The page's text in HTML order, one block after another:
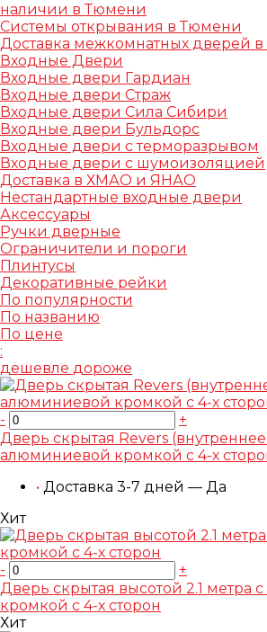
наличии в Тюмени
Системы открывания в Тюмени
Доставка межкомнатных дверей
Входные Двери
Входные двери Гардиан
Входные двери Страж
Входные двери Сила Сибири
Входные двери Бульдорс
Входные двери с терморазрывом
Входные двери с шумоизоляцией
Доставка в ХМАО и ЯНАО
Нестандартные входные двери
Аксессуары
Ручки дверные
Ограничители и пороги
Плинтусы
Декоративные рейки
По популярности
По названию
По цене
:
дешевле дороже
-
+
Дверь скрытая Revers
алюминиевой кромкой с 4-х
• Доставка 3-7 дней — Да
Хит
-
+
Дверь скрытая высотой 2.1 метра
кромкой с 4-х сторон
Хит